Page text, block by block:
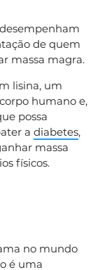
de quem
massa magra.
lisina, um
humano e,
possa
a diabetes,
massa
físicos.
no mundo
é uma